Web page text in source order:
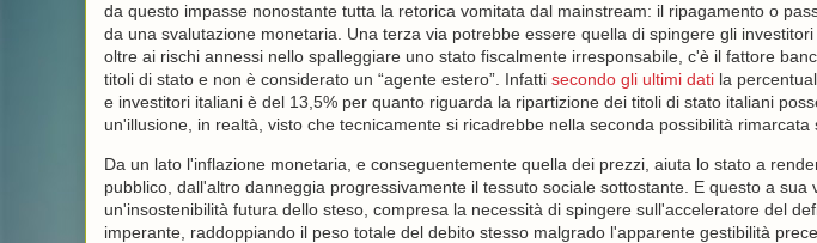
da questo impasse nonostante tutta la retorica vomitata dal mainstream: il ripagamento o
da una svalutazione monetaria. Una terza via potrebbe essere quella di spingere gli
oltre ai rischi annessi nello spalleggiare uno stato fiscalmente irresponsabile, c'è il fattore
titoli di stato e non è considerato un “agente estero”. Infatti secondo gli ultimi datila
e investitori italiani è del 13,5% per quanto riguarda la ripartizione dei titoli di stato italiani
un'illusione, in realtà, visto che tecnicamente si ricadrebbe nella seconda possibilità rimarcata
Da un lato l'inflazione monetaria, e conseguentemente quella dei prezzi, aiuta lo stato a
pubblico, dall'altro danneggia progressivamente il tessuto sociale sottostante. E questo a sua
un'insostenibilità futura dello steso, compresa la necessità di spingere sull'acceleratore del
imperante, raddoppiando il peso totale del debito stesso malgrado l'apparente gestibilità